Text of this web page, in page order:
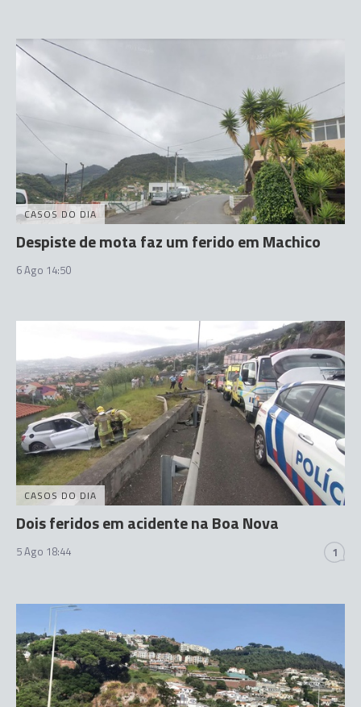
CASOS DO DIA
Despiste de mota faz um ferido em Machico
6 Ago 14:50
CASOS DO DIA
Dois feridos em acidente na Boa Nova
5 Ago 18:44 1